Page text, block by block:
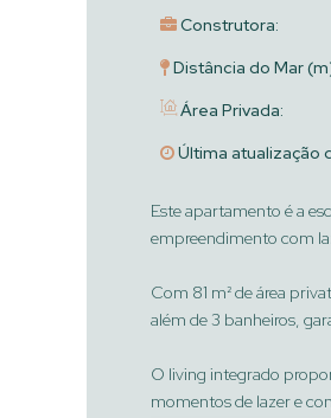
Construtora:
Distância do Mar
Área Privada:
Última atualização
Este apartamento é a
empreendimento com
Com 81 m² de área
além de 3 banheiros,
O living integrado
momentos de lazer e